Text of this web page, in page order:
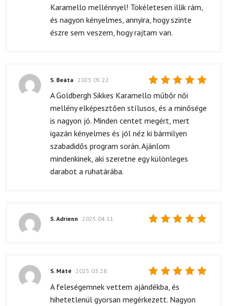
Karamello mellénnyel! Tökéletesen illik rám,
és nagyon kényelmes, annyira, hogy szinte
észre sem veszem, hogy rajtam van.
Értékelés:
S. Beáta 2025.05.22.
A Goldbergh Sikkes Karamello műbőr női
mellény elképesztően stílusos, és a minősége
is nagyon jó. Minden centet megért, mert
igazán kényelmes és jól néz ki bármilyen
szabadidős program során. Ajánlom
mindenkinek, aki szeretne egy különleges
darabot a ruhatárába.
S. Adrienn 2025.04.11.
Értékelés:
/ 5
S. Máté 2025.03.28.
A feleségemnek vettem ajándékba, és
hihetetlenül gyorsan megérkezett. Nagyon